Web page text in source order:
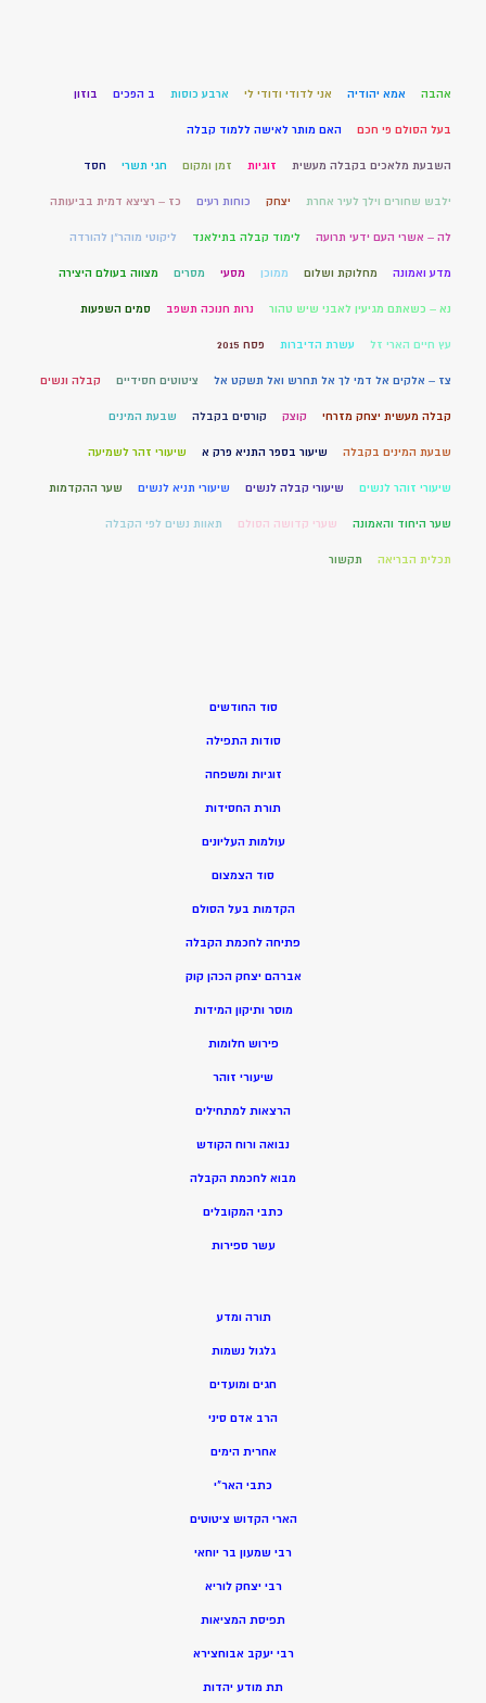
אהבה אמא יהודיה אני לדודי ודודי לי ארבע כוסות ב הפכים בוזון
בעל הסולם פי חכם האם מותר לאישה ללמוד קבלה
השבעת מלאכים בקבלה מעשית זוגיות זמן ומקום חגי תשרי חסד
ילבש שחורים וילך לעיר אחרת יצחק כוחות רעים כז – רציצא דמית בביעותה
לה – אשרי העם ידעי תרועה לימוד קבלה בתילאנד ליקוטי מוהר"ן להורדה
מדע ואמונה מחלוקת ושלום ממוכן מסעי מסרים מצווה בעולם היצירה
נא – כשאתם מגיעין לאבני שיש טהור נרות חנוכה תשפב סמים השפעות
עץ חיים הארי זל עשרת הדיברות פסח 2015
צז – אלקים אל דמי לך אל תחרש ואל תשקט אל ציטוטים חסידיים קבלה ונשים
קבלה מעשית יצחק מזרחי קוצק קורסים בקבלה שבעת המינים
שבעת המינים בקבלה שיעור בספר התניא פרק א שיעורי זהר לשמיעה
שיעורי זוהר לנשים שיעורי קבלה לנשים שיעורי תניא לנשים שער ההקדמות
שער היחוד והאמונה שערי קדושה הסולם תאוות נשים לפי הקבלה
תכלית הבריאה תקשור
סוד החודשים
סודות התפילה
זוגיות ומשפחה
תורת החסידות
עולמות העליונים
סוד הצמצום
הקדמות בעל הסולם
פתיחה לחכמת הקבלה
אברהם יצחק הכהן קוק
מוסר ותיקון המידות
פירוש חלומות
שיעורי זוהר
הרצאות למתחילים
נבואה ורוח הקודש
מבוא לחכמת הקבלה
כתבי המקובלים
עשר ספירות
תורה ומדע
גלגול נשמות
חגים ומועדים
הרב אדם סיני
אחרית הימים
כתבי האר”י
הארי הקדוש ציטוטים
רבי שמעון בר יוחאי
רבי יצחק לוריא
תפיסת המציאות
רבי יעקב אבוחצירא
תת מודע יהדות